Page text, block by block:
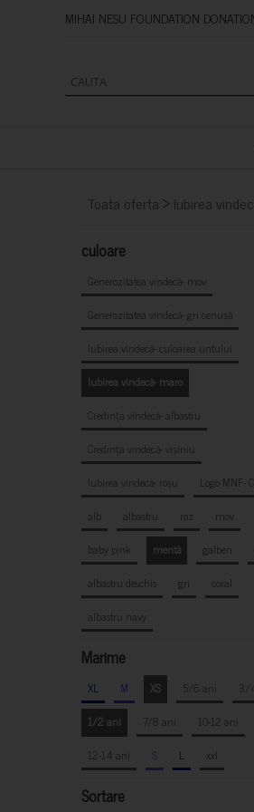
MIHAI NESU
Toata oferta > Iubirea
culoare
Generozitatea vindecă- mov
Generozitatea vindecă- gri cenușă
Iubirea vindecă- culoarea untului
Iubirea vindecă- maro
Credința vindecă- albastru
Credința vindecă- vișiniu
Iubirea vindecă- roșu
Logo MNF-
alb
albastru roz
mov
baby pink
mentă galben
albastru deschis
gri
coral
albastru navy
Marime
XL M XS 5/6 ani
3/
1/2 ani
7/8 ani
10-12 ani
12-14 ani
S L xxl
Sortare